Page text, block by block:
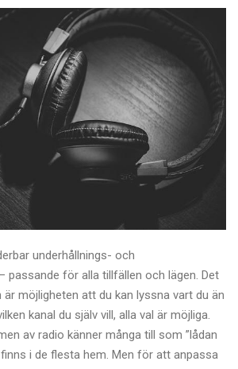
underhållnings- och
passande för alla tillfällen och lägen. Det
är möjligheten att du kan lyssna vart du än
kanal du själv vill, alla val är möjliga.
av radio känner många till som ”lådan
i de flesta hem. Men för att anpassa